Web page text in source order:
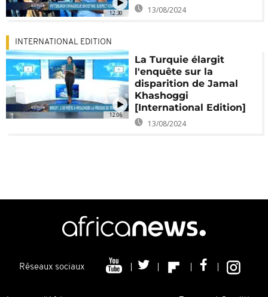
12:30 13/08/2024
12:06
INTERNATIONAL EDITION
La Turquie élargit
l'enquête sur la
disparition de Jamal
Khashoggi
[International Edition]
13/08/2024
Réseaux sociaux